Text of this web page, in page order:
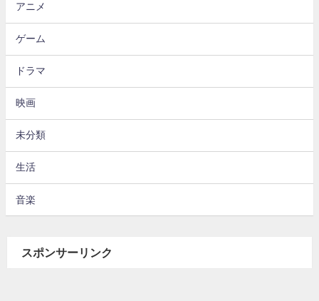
アニメ
ゲーム
ドラマ
映画
未分類
生活
音楽
スポンサーリンク